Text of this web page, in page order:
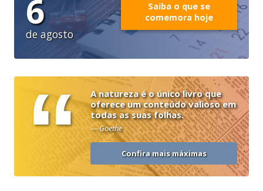
6
de agosto
Saiba o que se
comemora hoje
“
A natureza é o único livro que
oferece um conteúdo valioso em
todas as suas folhas.
— Goethe
Confira mais máximas